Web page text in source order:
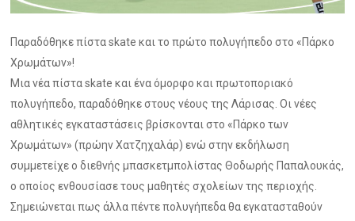
Παραδόθηκε πίστα skate και το πρώτο πολυγήπεδο στο «Πάρκο
Χρωμάτων»!
Μια νέα πίστα skate και ένα όμορφο και πρωτοποριακό
πολυγήπεδο, παραδόθηκε στους νέους της Λάρισας. Οι νέες
αθλητικές εγκαταστάσεις βρίσκονται στο «Πάρκο των
Χρωμάτων» (πρώην Χατζηχαλάρ) ενώ στην εκδήλωση
συμμετείχε ο διεθνής μπασκετμπολίστας Θοδωρής Παπαλουκάς,
ο οποίος ενθουσίασε τους μαθητές σχολείων της περιοχής.
Σημειώνεται πως άλλα πέντε πολυγήπεδα θα εγκατασταθούν